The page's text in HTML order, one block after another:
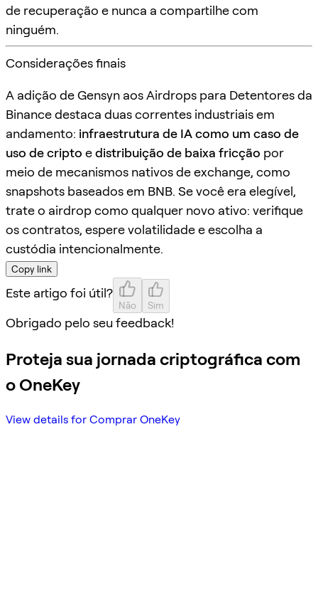
de recuperação e nunca a compartilhe com
ninguém.
Considerações finais
A adição de Gensyn aos Airdrops para Detentores da
Binance destaca duas correntes industriais em
andamento: infraestrutura de IA como um caso de
uso de cripto edistribuição de baixa fricção por
meio de mecanismos nativos de exchange, como
snapshots baseados em BNB. Se você era elegível,
trate o airdrop como qualquer novo ativo: verifique
os contratos, espere volatilidade e escolha a
custódia intencionalmente.
Copy link
Este artigo foi útil?
Não Sim
Obrigado pelo seu feedback!
Proteja sua jornada criptográfica com
o OneKey
View details for Comprar OneKey